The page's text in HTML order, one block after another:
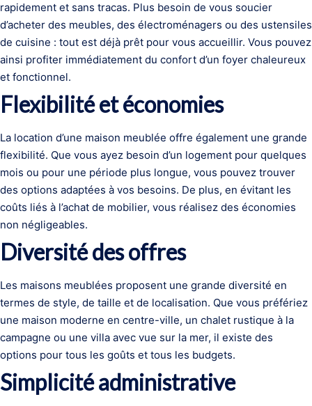
rapidement et sans tracas. Plus besoin de vous soucier
d’acheter des meubles, des électroménagers ou des ustensiles
de cuisine : tout est déjà prêt pour vous accueillir. Vous pouvez
ainsi profiter immédiatement du confort d’un foyer chaleureux
et fonctionnel.
Flexibilité et économies
La location d’une maison meublée offre également une grande
flexibilité. Que vous ayez besoin d’un logement pour quelques
mois ou pour une période plus longue, vous pouvez trouver
des options adaptées à vos besoins. De plus, en évitant les
coûts liés à l’achat de mobilier, vous réalisez des économies
non négligeables.
Diversité des offres
Les maisons meublées proposent une grande diversité en
termes de style, de taille et de localisation. Que vous préfériez
une maison moderne en centre-ville, un chalet rustique à la
campagne ou une villa avec vue sur la mer, il existe des
options pour tous les goûts et tous les budgets.
Simplicité administrative